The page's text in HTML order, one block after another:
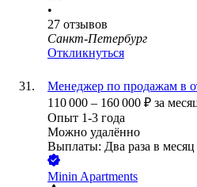
•
27 отзывов
Санкт-Петербург
Откликнуться
Менеджер по продажам в
110 000 – 160 000 ₽ за
Опыт 1-3 года
Можно удалённо
Выплаты: Два раза в месяц
Minin Apartments